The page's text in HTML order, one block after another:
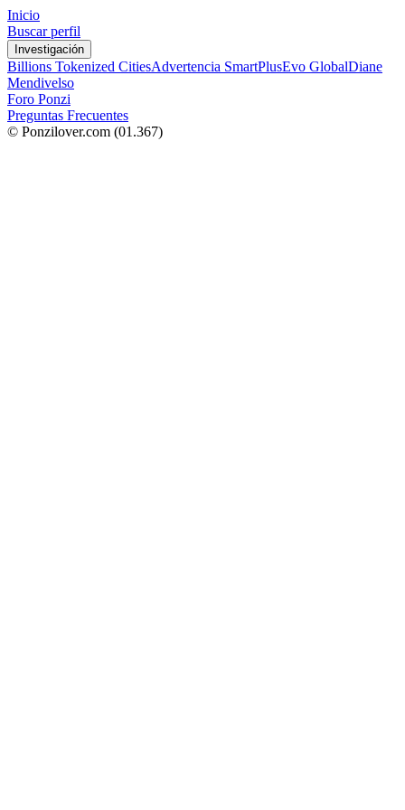
Inicio
Buscar perfil
Investigación
Billions Tokenized CitiesAdvertencia SmartPlusEvo GlobalDiane
Mendivelso
Foro Ponzi
Preguntas Frecuentes
© Ponzilover.com (01.367)